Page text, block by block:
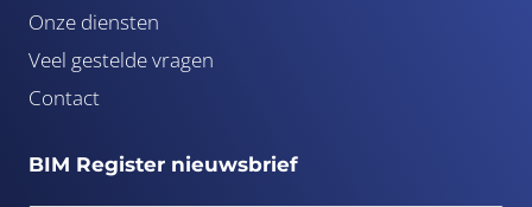
Onze diensten
Veel gestelde vragen
Contact
BIM Register nieuwsbrief